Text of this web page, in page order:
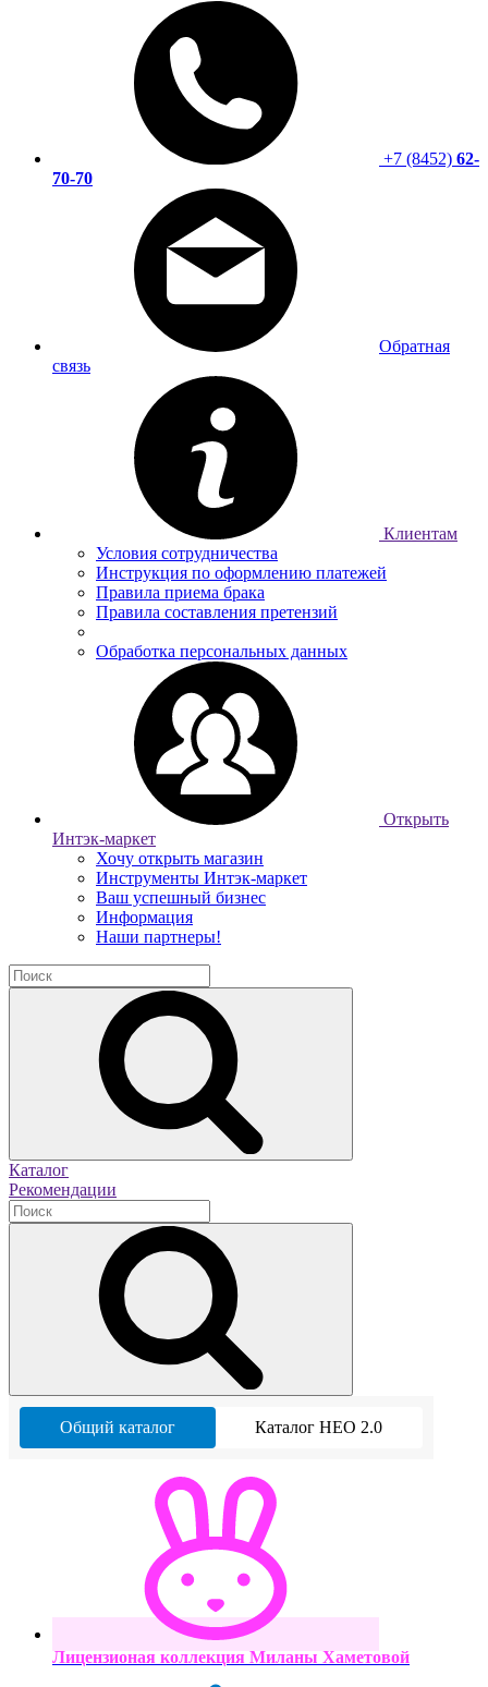
+7 (8452) 62-
70-70
Обратная
связь
Клиентам
Условия сотрудничества
Инструкция по оформлению платежей
Правила приема брака
Правила составления претензий
Обработка персональных данных
Открыть
Интэк-маркет
Хочу открыть магазин
Инструменты Интэк-маркет
Ваш успешный бизнес
Информация
Наши партнеры!
Каталог
Рекомендации
Общий каталог Каталог НЕО 2.0
Лицензионая коллекция Миланы Хаметовой